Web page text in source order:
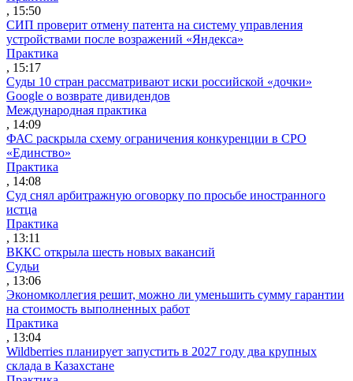
, 15:50
СИП проверит отмену патента на систему управления
устройствами после возражений «Яндекса»
Практика
, 15:17
Суды 10 стран рассматривают иски российской «дочки»
Google о возврате дивидендов
Международная практика
, 14:09
ФАС раскрыла схему ограничения конкуренции в СРО
«Единство»
Практика
, 14:08
Суд снял арбитражную оговорку по просьбе иностранного
истца
Практика
, 13:11
ВККС открыла шесть новых вакансий
Судьи
, 13:06
Экономколлегия решит, можно ли уменьшить сумму гарантии
на стоимость выполненных работ
Практика
, 13:04
Wildberries планирует запустить в 2027 году два крупных
склада в Казахстане